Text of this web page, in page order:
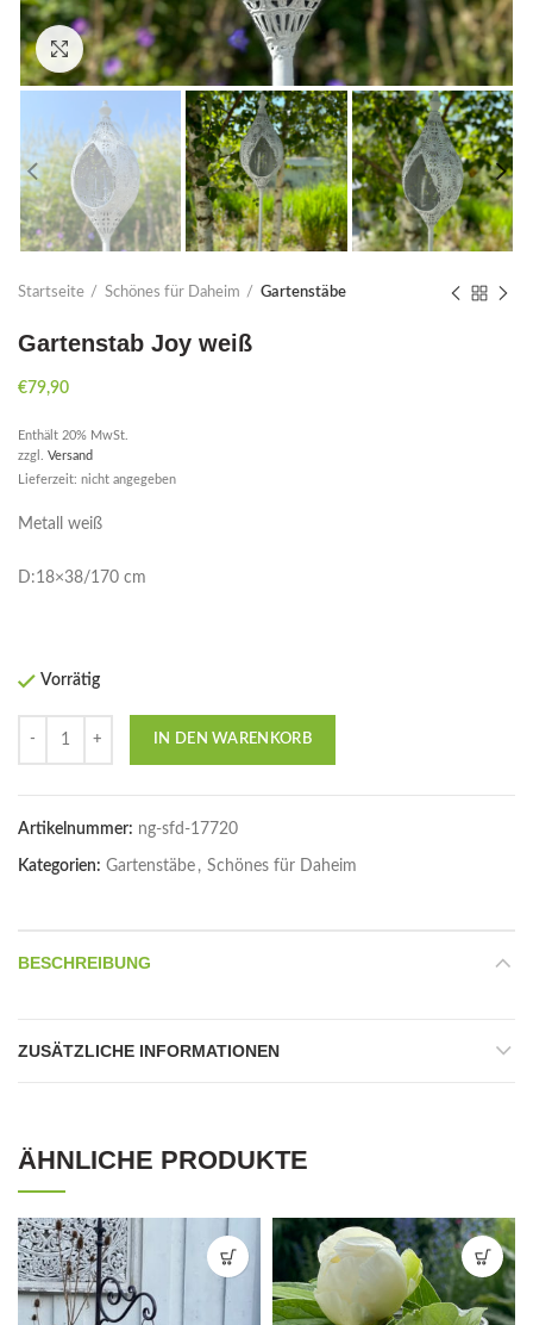
Click to enlarge
Startseite Schönes für Daheim Gartenstäbe
Gartenstab Joy weiß
€79,90
Enthält 20% MwSt.
zzgl. Versand
Lieferzeit: nicht angegeben
Metall weiß
D:18×38/170 cm
Vorrätig
IN DEN WARENKORB
Artikelnummer: ng-sfd-17720
Kategorien: Gartenstäbe , Schönes für Daheim
BESCHREIBUNG
ZUSÄTZLICHE INFORMATIONEN
ÄHNLICHE PRODUKTE